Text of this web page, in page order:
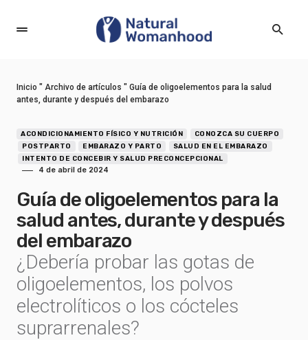
Inicio " Archivo de artículos " Guía de oligoelementos para la salud
antes, durante y después del embarazo
ACONDICIONAMIENTO FÍSICO Y NUTRICIÓN
CONOZCA SU CUERPO
POSTPARTO
EMBARAZO Y PARTO
SALUD EN EL EMBARAZO
INTENTO DE CONCEBIR Y SALUD PRECONCEPCIONAL
4 de abril de 2024
Guía de oligoelementos para la
salud antes, durante y después
del embarazo
¿Debería probar las gotas de
oligoelementos, los polvos
electrolíticos o los cócteles
suprarrenales?